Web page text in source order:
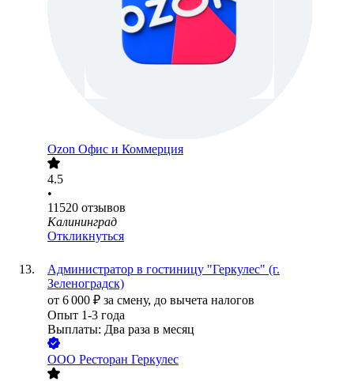
Ozon Офис и Коммерция
4.5
•
11520 отзывов
Калининград
Откликнуться
Администратор в гостиницу "Геркулес" (г.
Зеленоградск)
от 6 000 ₽ за смену, до вычета налогов
Опыт 1-3 года
Выплаты: Два раза в месяц
ООО Ресторан Геркулес